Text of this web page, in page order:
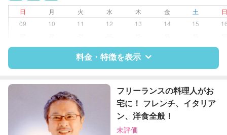
ゴミの分別/ゴミ出し
近隣買い物
家庭料理
早朝対応
夜間対応
庭の手入れ/植木の水やり
片付け/整理整頓
日 月 火 水 木 金 土
09
10 11 12 13 14 15
料金・特徴を表示
特徴 料金 レビュー
サポートの特徴
フリーランスの料理人がお
宅に！ フレンチ、イタリア
ン、洋食全般！
未評価